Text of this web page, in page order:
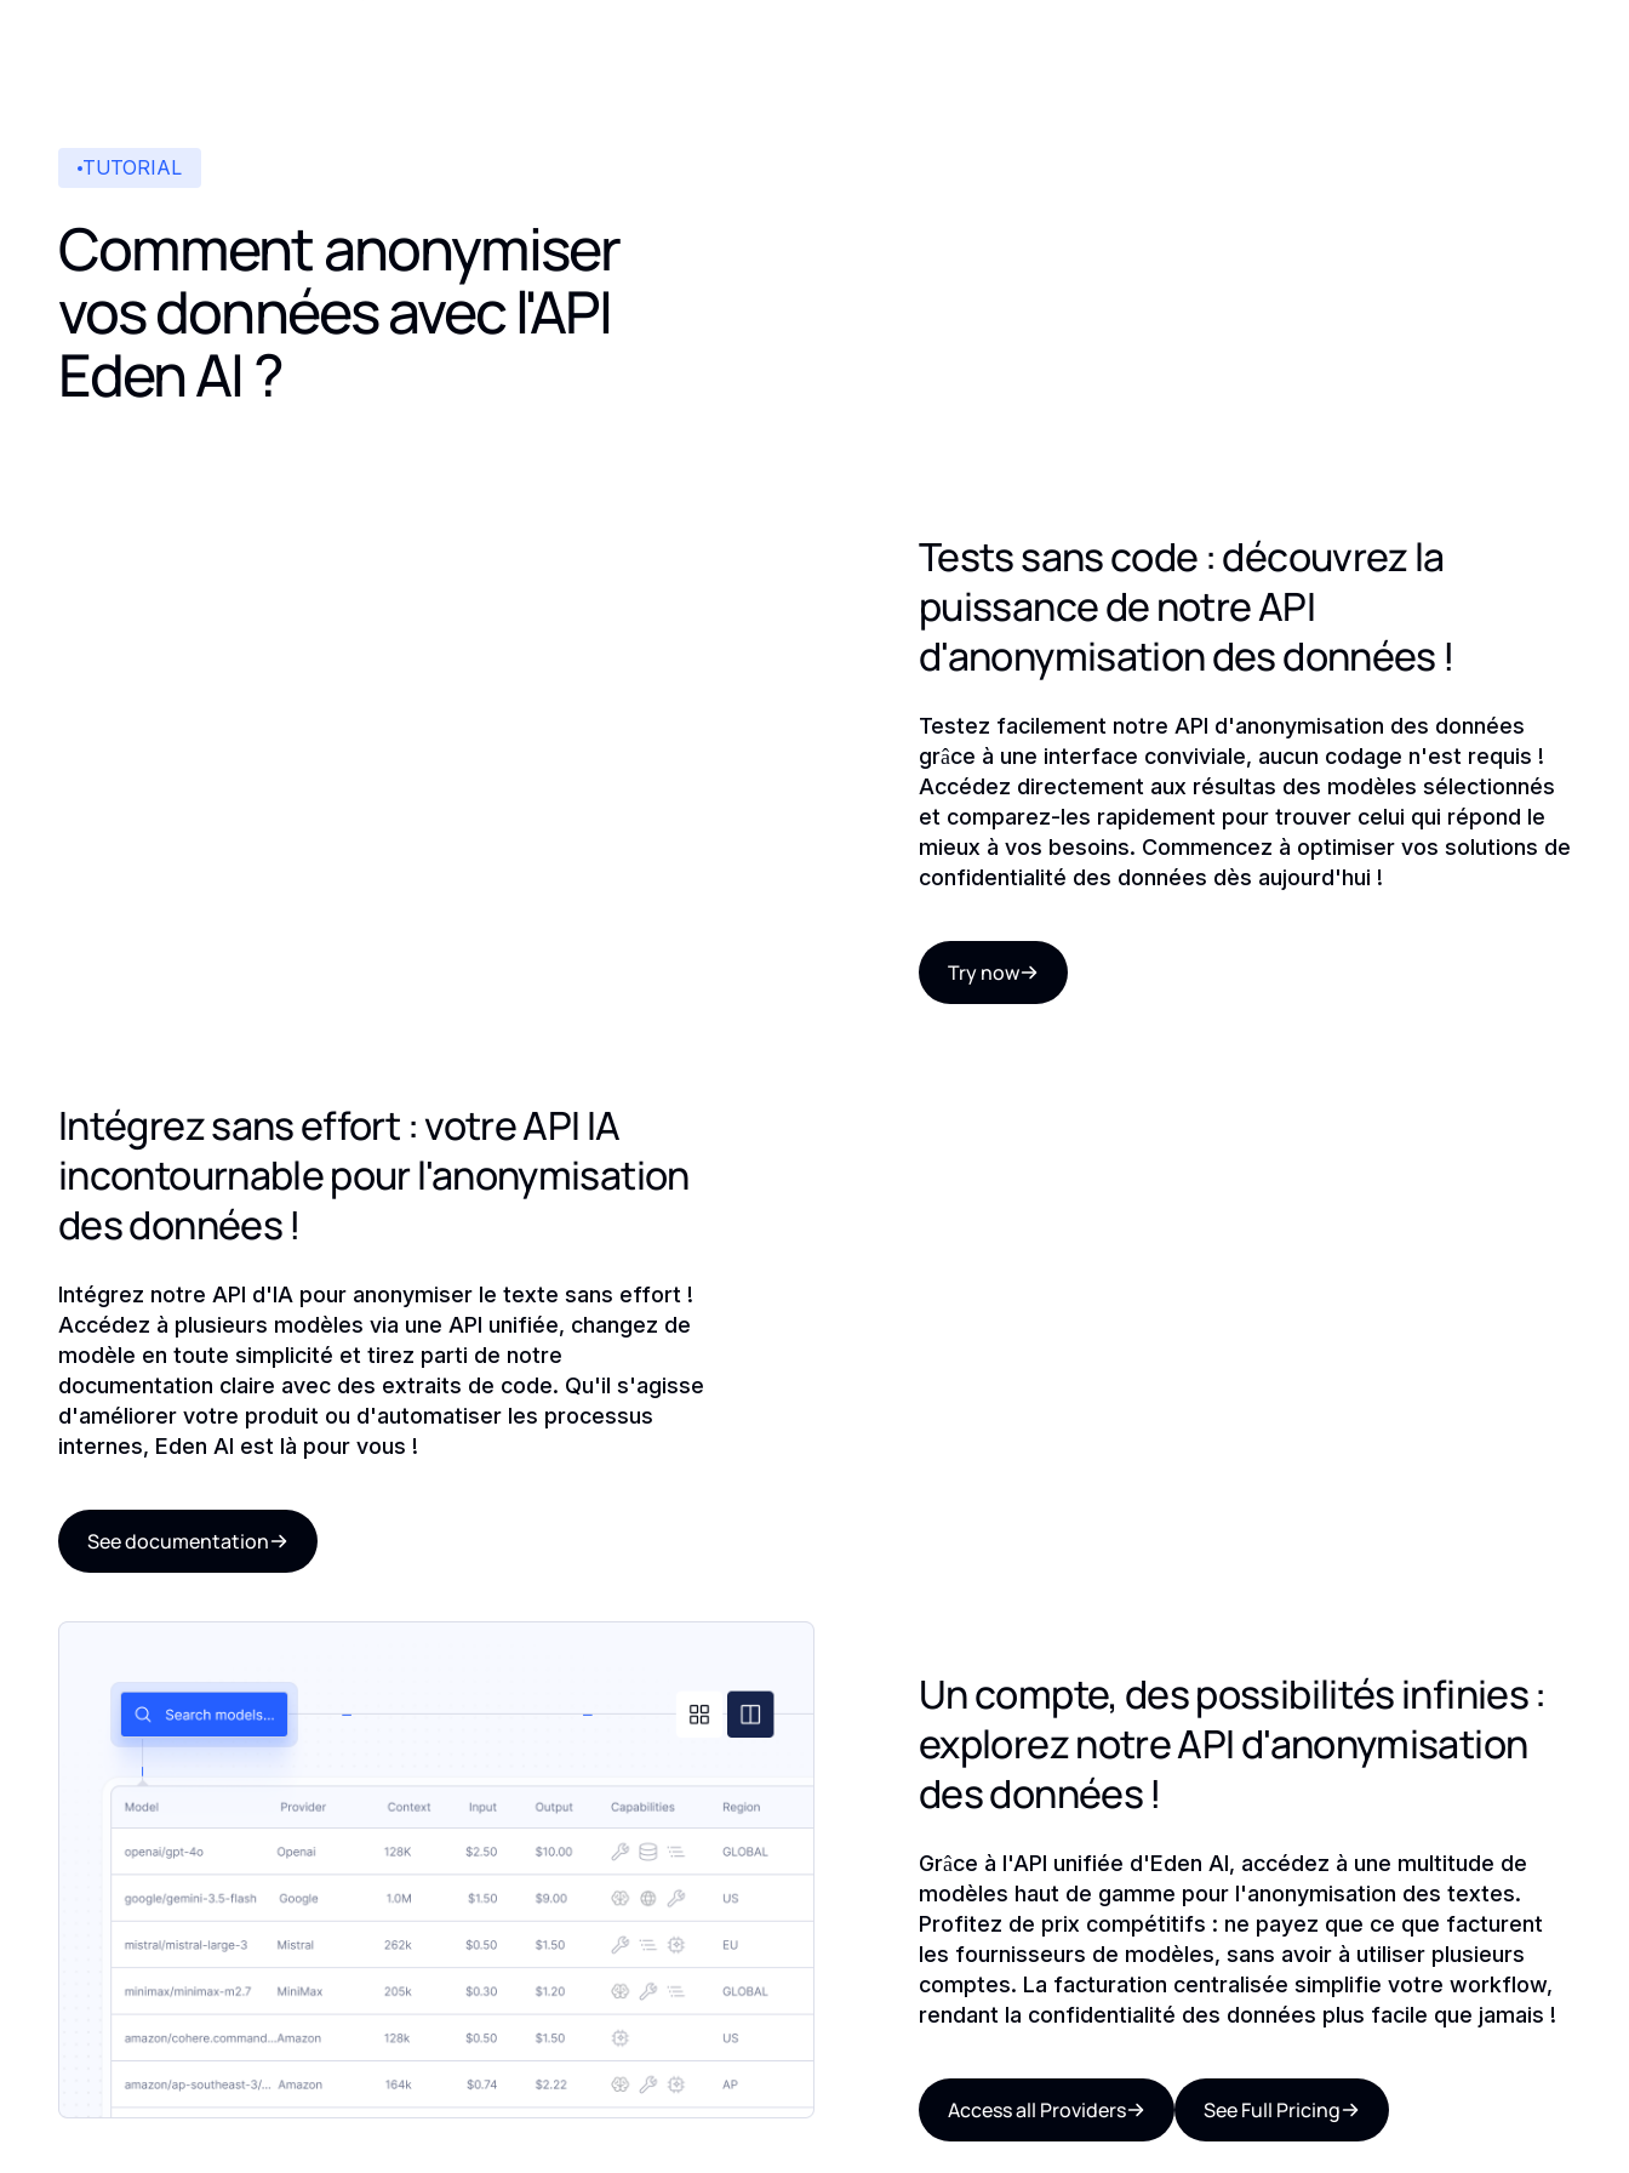
TUTORIAL
Comment anonymiser
vos données avec l'API
Eden AI ?
Tests sans code : découvrez la
puissance de notre API
d'anonymisation des données !
Testez facilement notre API d'anonymisation des données
grâce à une interface conviviale, aucun codage n'est requis !
Accédez directement aux résultas des modèles sélectionnés
et comparez-les rapidement pour trouver celui qui répond le
mieux à vos besoins. Commencez à optimiser vos solutions de
confidentialité des données dès aujourd'hui !
Try now
Intégrez sans effort : votre API IA
incontournable pour l'anonymisation
des données !
Intégrez notre API d'IA pour anonymiser le texte sans effort !
Accédez à plusieurs modèles via une API unifiée, changez de
modèle en toute simplicité et tirez parti de notre
documentation claire avec des extraits de code. Qu'il s'agisse
d'améliorer votre produit ou d'automatiser les processus
internes, Eden AI est là pour vous !
See documentation
Un compte, des possibilités infinies :
explorez notre API d'anonymisation
des données !
Grâce à l'API unifiée d'Eden AI, accédez à une multitude de
modèles haut de gamme pour l'anonymisation des textes.
Profitez de prix compétitifs : ne payez que ce que facturent
les fournisseurs de modèles, sans avoir à utiliser plusieurs
comptes. La facturation centralisée simplifie votre workflow,
rendant la confidentialité des données plus facile que jamais !
Access all Providers See Full Pricing